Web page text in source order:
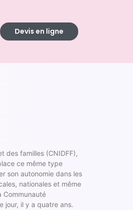
Devis en ligne
des familles (CNIDFF),
ce même type
son autonomie dans les
nationales et même
Communauté
jour, il y a quatre ans.